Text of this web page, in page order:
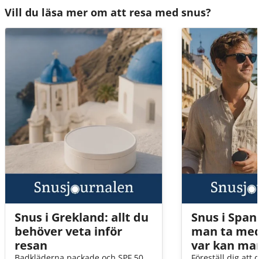
Vill du läsa mer om att resa med snus?
Snus i Grekland: allt du
behöver veta inför
resan
Snus i
man ta
var kan